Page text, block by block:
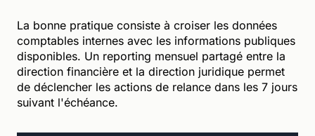
La bonne pratique consiste à croiser les données
comptables internes avec les informations publiques
disponibles. Un reporting mensuel partagé entre la
direction financière et la direction juridique permet
de déclencher les actions de relance dans les 7 jours
suivant l'échéance.